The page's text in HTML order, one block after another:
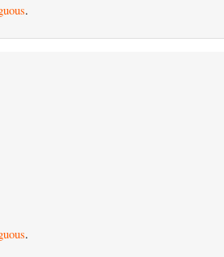
.
.